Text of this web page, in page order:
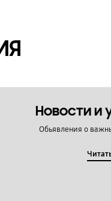
Новости и
Обьявления о